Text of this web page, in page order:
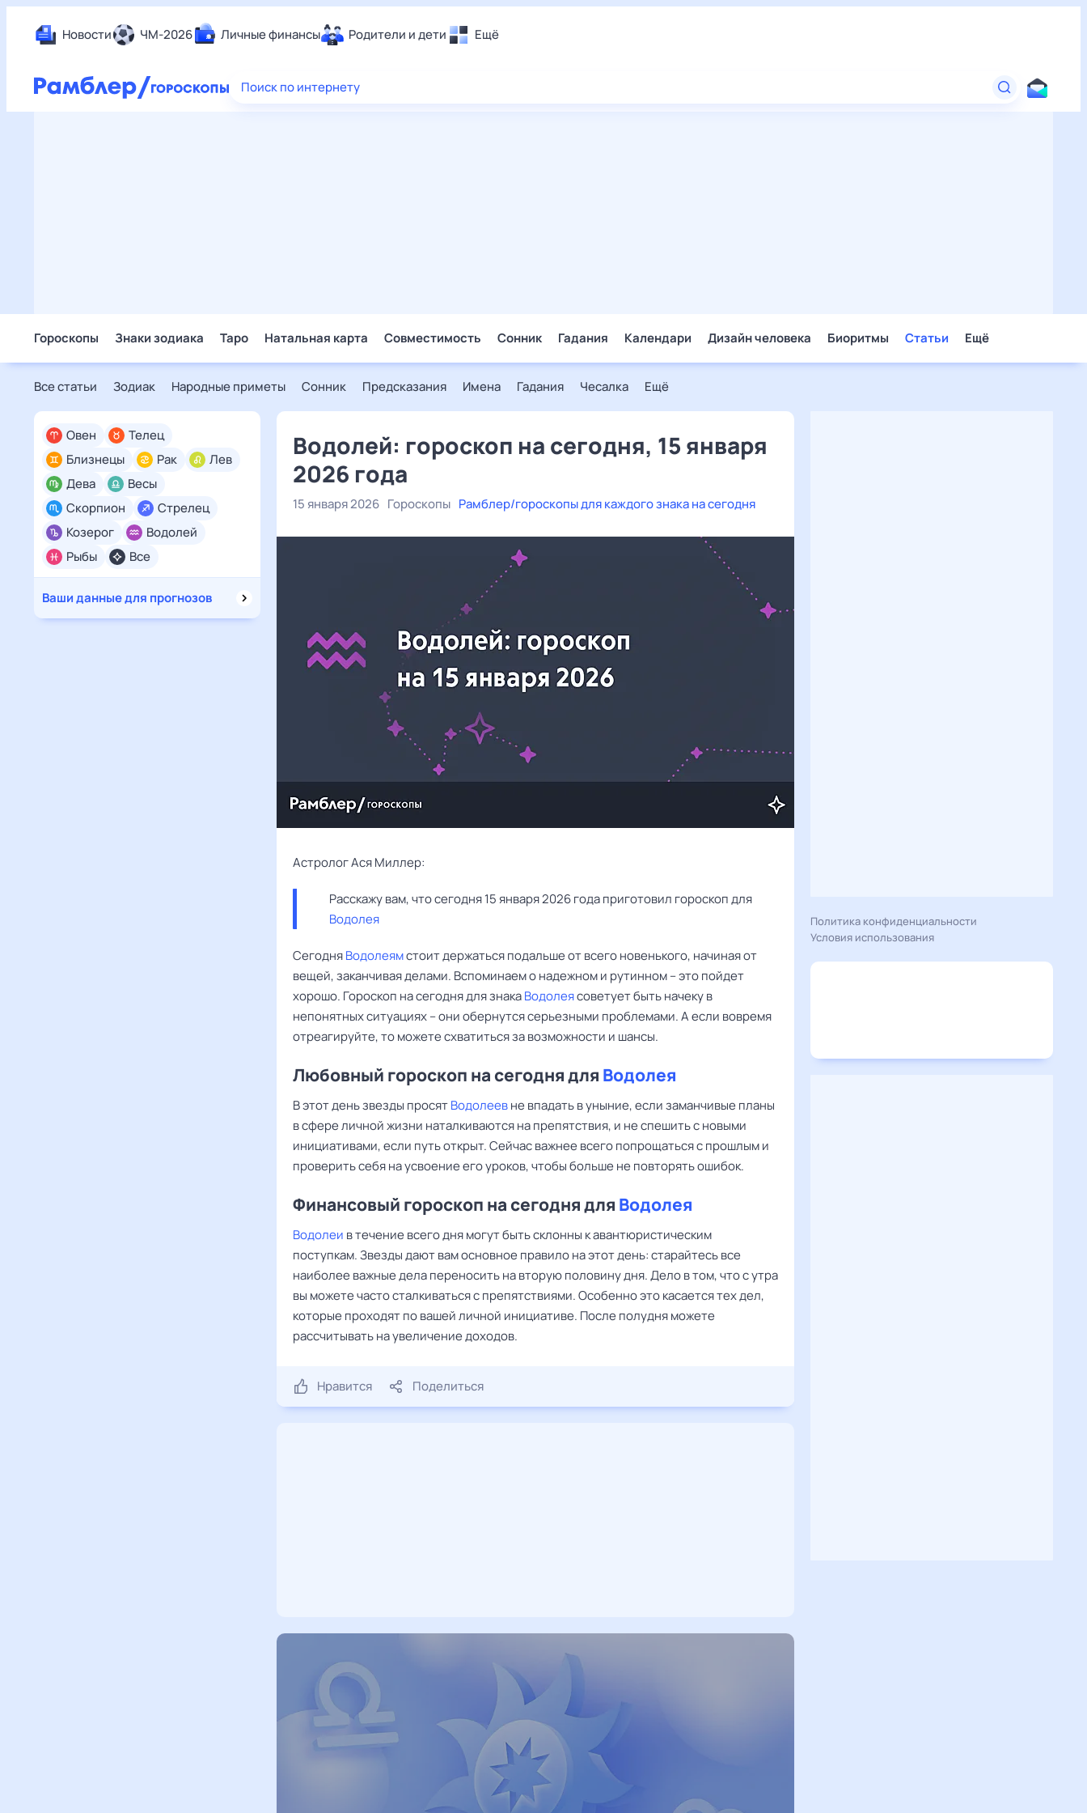
Новости ЧМ-2026 Личные финансы Родители и дети Ещё
Еда
Поиск по интернету
Гороскопы Знаки зодиака Таро Натальная карта Совместимость Сонник Гадания Календари Дизайн человека Биоритмы Статьи Ещё
Все статьи Зодиак Народные приметы Сонник Предсказания Имена Гадания Чесалка Ещё
Все
Овен
Телец
Близнецы
Рак
Лев
Дева
Весы
Скорпион
Стрелец
Козерог
Водолей
Рыбы
Ваши данные для прогнозов
Водолей: гороскоп на сегодня, 15 января
2026 года
15 января 2026 Гороскопы Рамблер/гороскопы для каждого знака на сегодня
Астролог Ася Миллер:
Водолея
СегодняВодолеямстоит держаться подальше от всего новенького, начиная от
вещей, заканчивая делами. Вспоминаем о надежном и рутинном – это пойдет
хорошо. Гороскоп на сегодня для знакаВодолеясоветует быть начеку в
непонятных ситуациях – они обернутся серьезными проблемами. А если вовремя
отреагируйте, то можете схватиться за возможности и шансы.
Любовный гороскоп на сегодня для Водолея
В этот день звезды просятВодолеевне впадать в уныние, если заманчивые планы
в сфере личной жизни наталкиваются на препятствия, и не спешить с новыми
инициативами, если путь открыт. Сейчас важнее всего попрощаться с прошлым и
проверить себя на усвоение его уроков, чтобы больше не повторять ошибок.
Финансовый гороскоп на сегодня для Водолея
Водолеи в течение всего дня могут быть склонны к авантюристическим
поступкам. Звезды дают вам основное правило на этот день: старайтесь все
наиболее важные дела переносить на вторую половину дня. Дело в том, что с утра
вы можете часто сталкиваться с препятствиями. Особенно это касается тех дел,
которые проходят по вашей личной инициативе. После полудня можете
рассчитывать на увеличение доходов.
Нравится Поделиться
Политика конфиденциальности
Условия использования